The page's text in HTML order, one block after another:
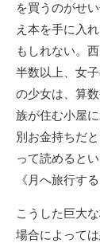
を買うのがせ
え本を手に入
もしれない。
半数以上、女
の少女は、算
族が住む小屋
別お金持ちだ
って読めると
《月へ旅行す
こうした巨大
場合によって